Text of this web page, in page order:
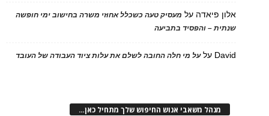
אלון פיאדה על מעסיק טעה כשכלל אחוזי משרה בחישוב ימי חופשה
שנתית – והפסיד בתביעה
David עלעל מי חלה החובה לשלם את עלות ציוד העבודה של העובד
מנהל משאבי אנוש החיפוש שלך מתחיל כאן…